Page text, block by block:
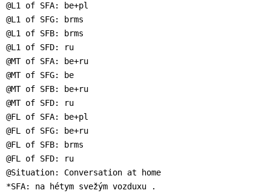
@L1 of SFA: be+pl
@L1 of SFG: brms
@L1 of SFB: brms
@L1 of SFD: ru
@MT of SFA: be+ru
@MT of SFG: be
@MT of SFB: be+ru
@MT of SFD: ru
@FL of SFA: be+pl
@FL of SFG: be+ru
@FL of SFB: brms
@FL of SFD: ru
@Situation: Conversation at home
*SFA: na hétym svežým vozduxu .